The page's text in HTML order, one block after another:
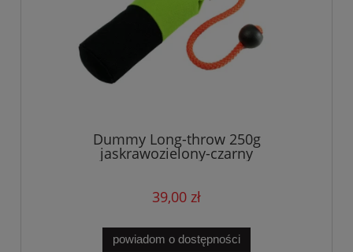
Dummy Long-throw 250g
jaskrawozielony-czarny
39,00 zł
powiadom o dostępności